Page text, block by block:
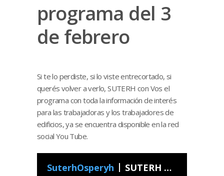
programa del 3
de febrero
Si te lo perdiste, si lo viste entrecortado, si
querés volver a verlo, SUTERH con Vos el
programa con toda la información de interés
para las trabajadoras y los trabajadores de
edificios, ya se encuentra disponible en la red
social You Tube.
SuterhOsperyh SUTERH Con Vos - Programa 5 2024